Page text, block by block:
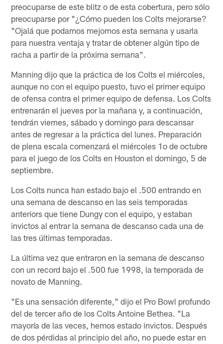
preocuparse de este blitz o de esta cobertura, pero sólo
preocuparse por "¿Cómo pueden los Colts mejorarse?
"Ojalá que podamos mejornos esta semana y usarla
para nuestra ventaja y tratar de obtener algún tipo de
racha a partir de la próxima semana".
Manning dijo que la práctica de los Colts el miércoles,
aunque no con el equipo puesto, tuvo el primer equipo
de ofensa contra el primer equipo de defensa. Los Colts
entrenarán el jueves por la mañana y, a continuación,
tendrán viernes, sábado y domingo para descansar
antes de regresar a la práctica del lunes. Preparación
de plena escala comenzará el miércoles 1o de octubre
para el juego de los Colts en Houston el domingo, 5 de
septiembre.
Los Colts nunca han estado bajo el .500 entrando en
una semana de descanso en las seis temporadas
anteriors que tiene Dungy con el equipo, y estaban
invictos al entrar la semana de descanso cada una de
las tres últimas temporadas.
La última vez que entraron en la semana de descanso
con un record bajo el .500 fue 1998, la temporada de
novato de Manning.
"Es una sensación diferente," dijo el Pro Bowl profundo
del de tercer año de los Colts Antoine Bethea. "La
mayoría de las veces, hemos estado invictos. Después
de dos pérdidas al principio del año, no puede estar en